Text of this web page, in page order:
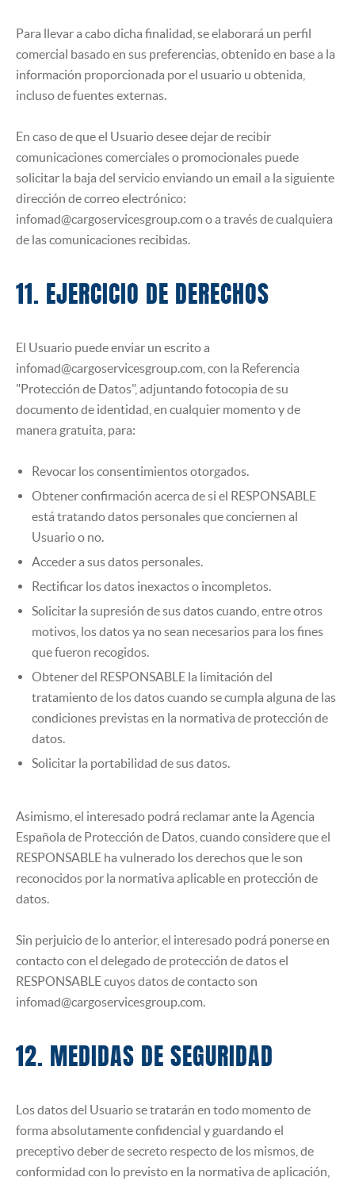
Para llevar a cabo dicha finalidad, se elaborará un perfil
comercial basado en sus preferencias, obtenido en base a la
información proporcionada por el usuario u obtenida,
incluso de fuentes externas.
En caso de que el Usuario desee dejar de recibir
comunicaciones comerciales o promocionales puede
solicitar la baja del servicio enviando un email a la siguiente
dirección de correo electrónico:
infomad@cargoservicesgroup.com o a través de cualquiera
de las comunicaciones recibidas.
11. EJERCICIO DE DERECHOS
El Usuario puede enviar un escrito a
infomad@cargoservicesgroup.com, con la Referencia
"Protección de Datos", adjuntando fotocopia de su
documento de identidad, en cualquier momento y de
manera gratuita, para:
Revocar los consentimientos otorgados.
Obtener confirmación acerca de si el RESPONSABLE
está tratando datos personales que conciernen al
Usuario o no.
Acceder a sus datos personales.
Rectificar los datos inexactos o incompletos.
Solicitar la supresión de sus datos cuando, entre otros
motivos, los datos ya no sean necesarios para los fines
que fueron recogidos.
Obtener del RESPONSABLE la limitación del
tratamiento de los datos cuando se cumpla alguna de las
condiciones previstas en la normativa de protección de
datos.
Solicitar la portabilidad de sus datos.
Asimismo, el interesado podrá reclamar ante la Agencia
Española de Protección de Datos, cuando considere que el
RESPONSABLE ha vulnerado los derechos que le son
reconocidos por la normativa aplicable en protección de
datos.
Sin perjuicio de lo anterior, el interesado podrá ponerse en
contacto con el delegado de protección de datos el
RESPONSABLE cuyos datos de contacto son
infomad@cargoservicesgroup.com.
12. MEDIDAS DE SEGURIDAD
Los datos del Usuario se tratarán en todo momento de
forma absolutamente confidencial y guardando el
preceptivo deber de secreto respecto de los mismos, de
conformidad con lo previsto en la normativa de aplicación,